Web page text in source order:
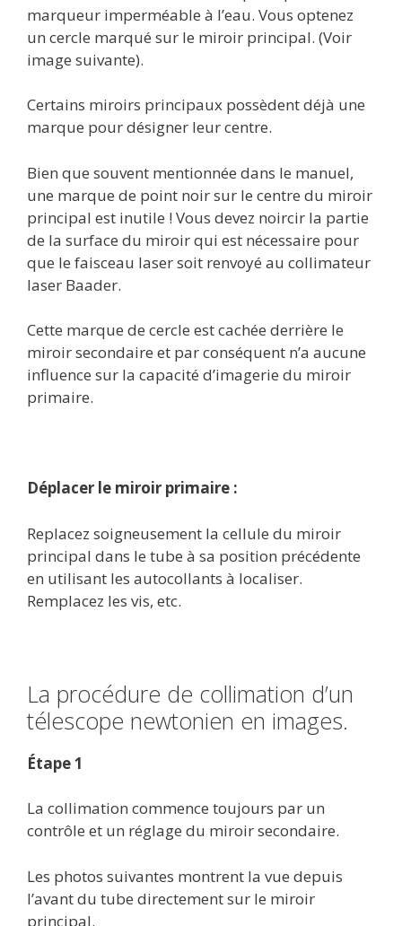
marqueur imperméable à l’eau. Vous optenez
un cercle marqué sur le miroir principal. (Voir
image suivante).
Certains miroirs principaux possèdent déjà une
marque pour désigner leur centre.
Bien que souvent mentionnée dans le manuel,
une marque de point noir sur le centre du miroir
principal est inutile ! Vous devez noircir la partie
de la surface du miroir qui est nécessaire pour
que le faisceau laser soit renvoyé au collimateur
laser Baader.
Cette marque de cercle est cachée derrière le
miroir secondaire et par conséquent n’a aucune
influence sur la capacité d’imagerie du miroir
primaire.
Déplacer le miroir primaire :
Replacez soigneusement la cellule du miroir
principal dans le tube à sa position précédente
en utilisant les autocollants à localiser.
Remplacez les vis, etc.
La procédure de collimation d’un
télescope newtonien en images.
Étape 1
La collimation commence toujours par un
contrôle et un réglage du miroir secondaire.
Les photos suivantes montrent la vue depuis
l’avant du tube directement sur le miroir
principal.